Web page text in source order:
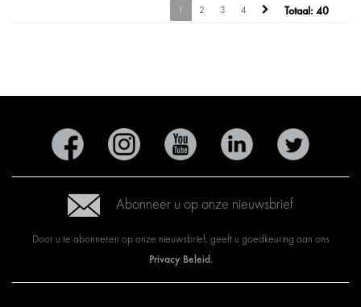
1 2 3 4 Totaal: 40
Abonneer u op onze nieuwsbrief
Door u te abonneren op onze nieuwsbrief, geeft u goedkeuring aan ons
Privacy Beleid.